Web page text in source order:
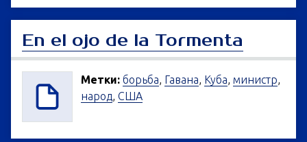
En el ojo de la Tormenta
Метки: борьба, Гавана, Куба, министр,
народ, США